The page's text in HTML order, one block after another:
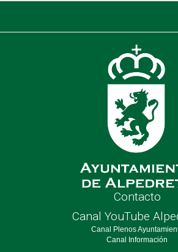
Contacto
Canal YouTube
Canal Plenos
Canal Información